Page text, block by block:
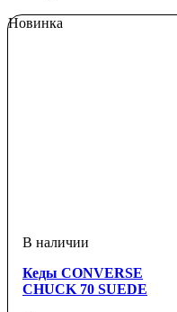
Новинка
Кеды CONVERSE
CHUCK 70 SUEDE